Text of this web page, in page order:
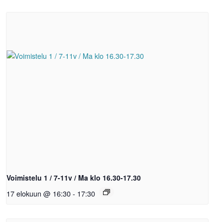
Voimistelu 1 / 7-11v / Ma klo 16.30-17.30
17 elokuun @ 16:30- 17:30